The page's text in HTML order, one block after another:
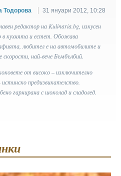
Тодорова 31 януари 2012, 10:28
редактор на Kulinaria.bg, изкусен
в кухнята и естет. Обожава
любител е на автомобилите и
скорости, най-вече Бъмбълбий.
от високо – изключително
предизвикателство.
гарнирана с шоколад и сладолед.